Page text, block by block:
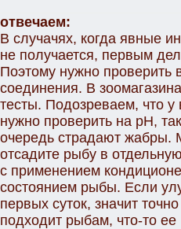
отвечаем:
В случачях, когда явные
не получается, первым
Поэтому нужно проверить
соединения. В
тесты. Подозреваем, что у
нужно проверить на рН,
очередь страдают жабры.
отсадите рыбу в
с применением
состоянием рыбы. Если
первых суток, значит
подходит рыбам, что-то ее